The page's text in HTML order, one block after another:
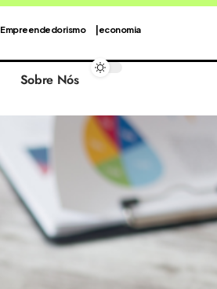
Empreendedorismo economia
Sobre Nós